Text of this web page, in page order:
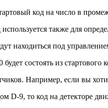
код на число в
также для
находиться под
будет состоять из
Например, если вы
D-9, то код на детекторе